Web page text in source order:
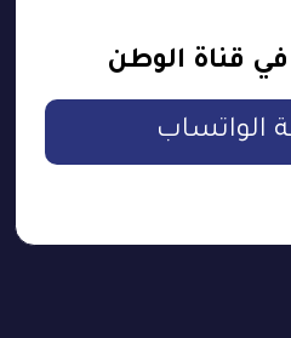
قناة الوطن
الواتساب